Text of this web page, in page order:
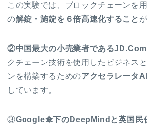
この実験では、 ブロックチェーンを
の解錠・施錠を６倍高速化すること
②中国最大の小売業者であるJD.Com
クチェーン技術を使用したビジネス
ンを構築するためのアクセラレータ
しています。
③Google傘下のDeepMindと英国民